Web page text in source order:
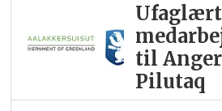
til
Pilutaq